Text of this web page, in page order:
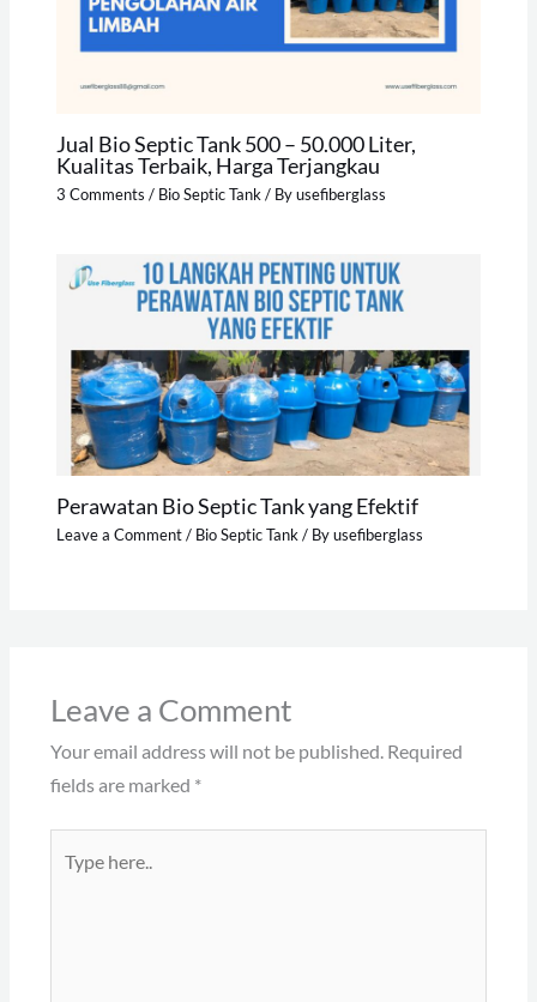
Jual Bio Septic Tank 500 – 50.000 Liter,
Kualitas Terbaik, Harga Terjangkau
3 Comments / Bio Septic Tank/ Byusefiberglass
Perawatan Bio Septic Tank yang Efektif
Leave a Comment/ Bio Septic Tank/ Byusefiberglass
Leave a Comment
Your email address will not be published. Required
fields are marked *
here..